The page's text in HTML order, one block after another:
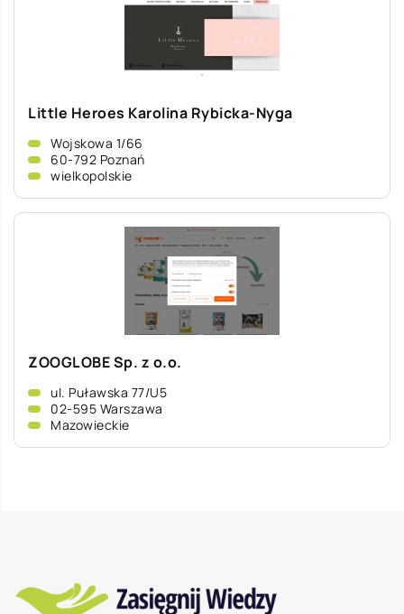
Little Heroes Karolina Rybicka-Nyga
Wojskowa 1/66
60-792 Poznań
wielkopolskie
ZOOGLOBE Sp. z o.o.
ul. Puławska 77/U5
02-595 Warszawa
Mazowieckie